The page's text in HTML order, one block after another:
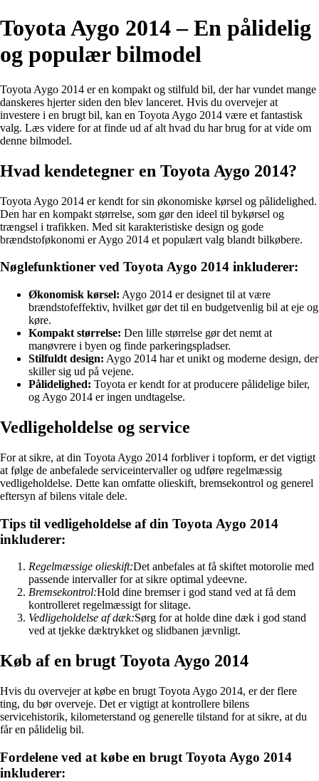
Toyota Aygo 2014 – En pålidelig
og populær bilmodel
Toyota Aygo 2014 er en kompakt og stilfuld bil, der har vundet mange
danskeres hjerter siden den blev lanceret. Hvis du overvejer at
investere i en brugt bil, kan en Toyota Aygo 2014 være et fantastisk
valg. Læs videre for at finde ud af alt hvad du har brug for at vide om
denne bilmodel.
Hvad kendetegner en Toyota Aygo 2014?
Toyota Aygo 2014 er kendt for sin økonomiske kørsel og pålidelighed.
Den har en kompakt størrelse, som gør den ideel til bykørsel og
trængsel i trafikken. Med sit karakteristiske design og gode
brændstoføkonomi er Aygo 2014 et populært valg blandt bilkøbere.
Nøglefunktioner ved Toyota Aygo 2014 inkluderer:
Økonomisk kørsel: Aygo 2014 er designet til at være
brændstofeffektiv, hvilket gør det til en budgetvenlig bil at eje og
køre.
Kompakt størrelse: Den lille størrelse gør det nemt at
manøvrere i byen og finde parkeringspladser.
Stilfuldt design: Aygo 2014 har et unikt og moderne design, der
skiller sig ud på vejene.
Pålidelighed: Toyota er kendt for at producere pålidelige biler,
og Aygo 2014 er ingen undtagelse.
Vedligeholdelse og service
For at sikre, at din Toyota Aygo 2014 forbliver i topform, er det vigtigt
at følge de anbefalede serviceintervaller og udføre regelmæssig
vedligeholdelse. Dette kan omfatte olieskift, bremsekontrol og generel
eftersyn af bilens vitale dele.
Tips til vedligeholdelse af din Toyota Aygo 2014
inkluderer:
Regelmæssige olieskift:Det anbefales at få skiftet motorolie med
passende intervaller for at sikre optimal ydeevne.
Bremsekontrol:Hold dine bremser i god stand ved at få dem
kontrolleret regelmæssigt for slitage.
Vedligeholdelse af dæk:Sørg for at holde dine dæk i god stand
ved at tjekke dæktrykket og slidbanen jævnligt.
Køb af en brugt Toyota Aygo 2014
Hvis du overvejer at købe en brugt Toyota Aygo 2014, er der flere
ting, du bør overveje. Det er vigtigt at kontrollere bilens
servicehistorik, kilometerstand og generelle tilstand for at sikre, at du
får en pålidelig bil.
Fordelene ved at købe en brugt Toyota Aygo 2014
inkluderer: